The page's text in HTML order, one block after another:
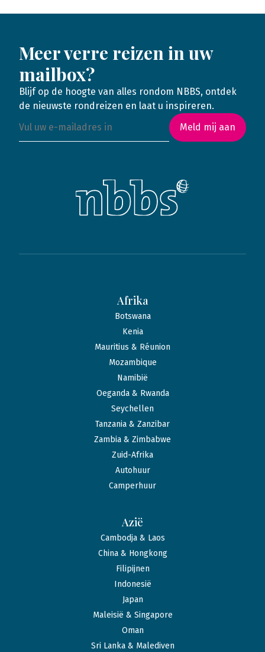
Meer verre reizen in uw
mailbox?
Blijf op de hoogte van alles rondom NBBS, ontdek
de nieuwste rondreizen en laat u inspireren.
Meld mij aan
Afrika
Botswana
Kenia
Mauritius & Réunion
Mozambique
Namibië
Oeganda & Rwanda
Seychellen
Tanzania & Zanzibar
Zambia & Zimbabwe
Zuid-Afrika
Autohuur
Camperhuur
Azië
Cambodja & Laos
China & Hongkong
Filipijnen
Indonesië
Japan
Maleisië & Singapore
Oman
Sri Lanka & Malediven